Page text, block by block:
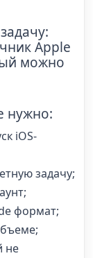
Apple
можно
нужно:
iOS-
задачу;
формат;
не